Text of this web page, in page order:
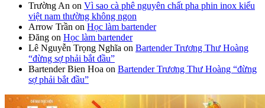
Trường An on Vì sao cà phê nguyên chất pha phin inox kiểu
việt nam thường không ngon
Arrow Trần on Học làm bartender
Đăng on Học làm bartender
Lê Nguyễn Trọng Nghĩa on Bartender Trương Thư Hoàng
“đừng sợ phải bắt đầu”
Bartender Bien Hoa on Bartender Trương Thư Hoàng “đừng
sợ phải bắt đầu”